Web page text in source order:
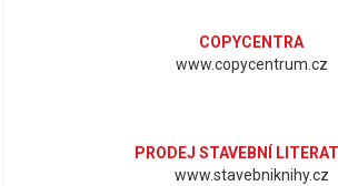
COPYCENTRA
www.copycentrum.cz
PRODEJ STAVEBNÍ
www.stavebniknihy.cz